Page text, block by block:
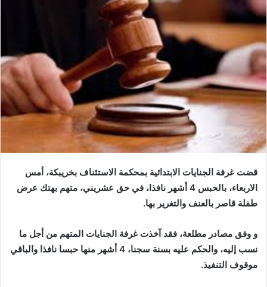
قضت غرفة الجنايات الابتدائية بمحكمة الاستئناف بخريبكة، أمس
الاربعاء، بالحبس 4 أشهر نافذا، في حق عشريني، متهم بهتك عرض
طفلة قاصر بالعنف والتغرير بها.
و وفق مصادر مطلعة، فقد آخذت غرفة الجنايات المتهم من أجل ما
نسب إليه، والحكم عليه بسنة سجنا، 4 أشهر منها حبسا نافذا والباقي
موقوف التنفيذ.